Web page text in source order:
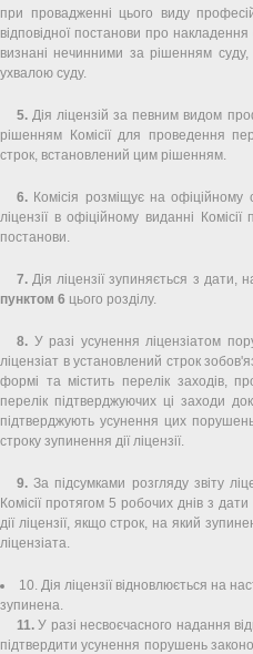
при провадженні цього виду
відповідної постанови про
визнані нечинними за рішенням
ухвалою суду.
5. Дія ліцензій за певним видом
рішенням Комісії для проведення
строк, встановлений цим рішенням.
6. Комісія розміщує на офіційному
ліцензії в офіційному виданні
постанови.
7. Дія ліцензії зупиняється з дати,
пунктом 6 цього розділу.
8. У разі усунення ліцензіатом
ліцензіат в установлений строк
формі та містить перелік заходів,
перелік підтверджуючих ці заходи
підтверджують усунення цих
строку зупинення дії ліцензії.
9. За підсумками розгляду звіту
Комісії протягом 5 робочих днів з
дії ліцензії, якщо строк, на який
ліцензіата.
10. Дія ліцензії відновлюється на
зупинена.
11. У разі несвоєчасного надання
підтвердити усунення порушень